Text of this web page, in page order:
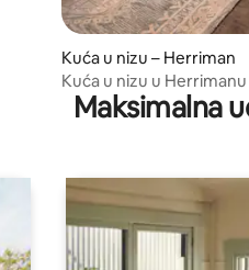
Kuća u nizu – Herriman
Kuća u nizu u
Maksimalna